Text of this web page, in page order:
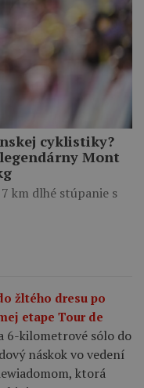
cyklistiky?
Mont
km dlhé stúpanie s
žltého dresu po
etape Tour de
6-kilometrové sólo do
náskok vo vedení
ktorá